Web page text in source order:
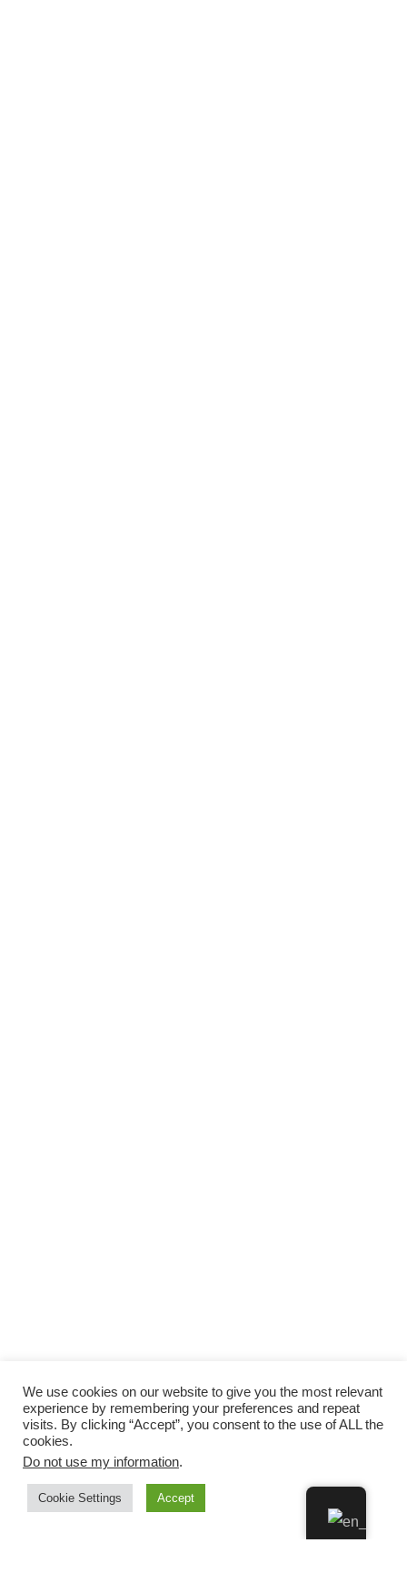
We use cookies on our website to give you the most relevant
experience by remembering your preferences and repeat
visits. By clicking “Accept”, you consent to the use of ALL the
cookies.
Do not use my information.
Cookie Settings Accept